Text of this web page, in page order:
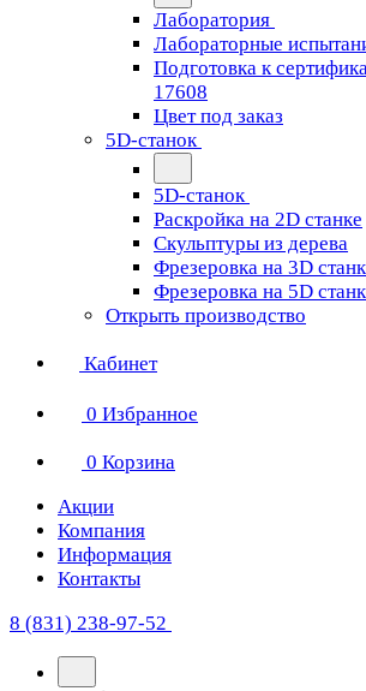
Лаборатория
Лабораторные
Подготовка к
17608
Цвет под заказ
5D-станок
5D-станок
Раскройка на 2D станке
Скульптуры из дерева
Фрезеровка на 3D
Фрезеровка на 5D
Открыть производство
Кабинет
0 Избранное
0 Корзина
Акции
Компания
Информация
Контакты
8 (831) 238-97-52